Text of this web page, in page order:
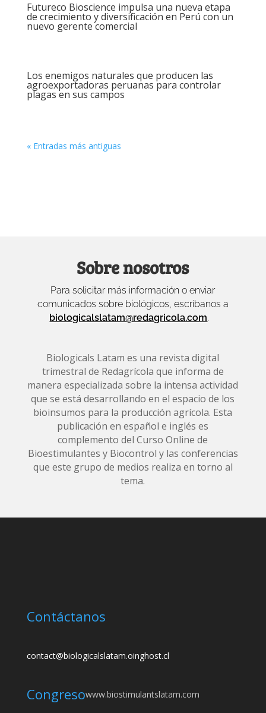
Futureco Bioscience impulsa una nueva etapa
de crecimiento y diversificación en Perú con un
nuevo gerente comercial
Los enemigos naturales que producen las
agroexportadoras peruanas para controlar
plagas en sus campos
« Entradas más antiguas
Sobre nosotros
Para solicitar más información o enviar
comunicados sobre biológicos, escríbanos a
biologicalslatam@redagricola.com.
Biologicals Latam es una revista digital
trimestral de Redagrícola que informa de
manera especializada sobre la intensa actividad
que se está desarrollando en el espacio de los
bioinsumos para la producción agrícola. Esta
publicación en español e inglés es
complemento del Curso Online de
Bioestimulantes y Biocontrol y las conferencias
que este grupo de medios realiza en torno al
tema.
Contáctanos
contact@biologicalslatam.oinghost.cl
Congresowww.biostimulantslatam.com